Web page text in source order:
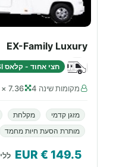
EX-Family Luxury
חצי אחוד - קלאס SI
מקומות שינה 4 7.36 × 2.32 m
מזגן קדמי מקלחת
מותרת הסעת חיות מחמד
149.5
€ EUR